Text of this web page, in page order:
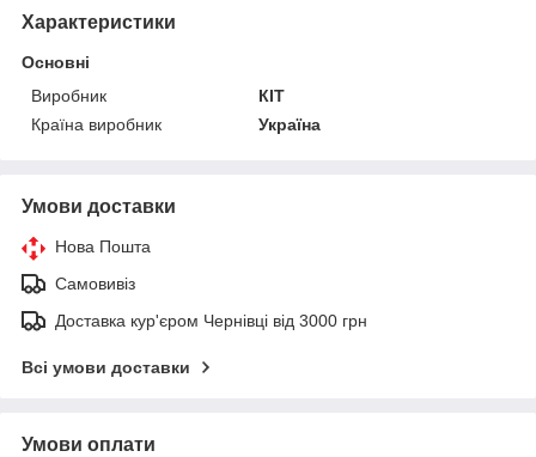
Характеристики
Основні
Виробник
КІТ
Країна виробник
Україна
Умови доставки
Нова Пошта
Самовивіз
Доставка кур'єром Чернівці від 3000 грн
Всі умови доставки
Умови оплати